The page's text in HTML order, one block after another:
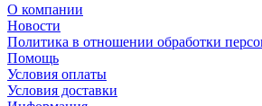
О компании
Новости
Политика в отношении обработки
Помощь
Условия оплаты
Условия доставки